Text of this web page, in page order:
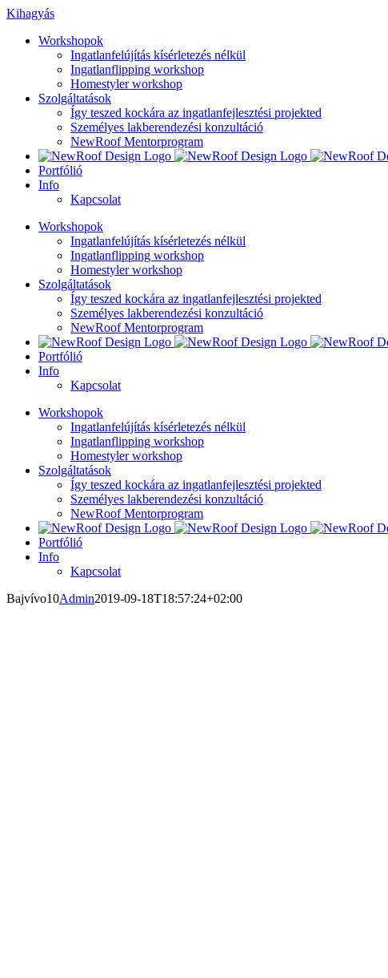
Kihagyás
Workshopok
Ingatlanfelújítás kísérletezés nélkül
Ingatlanflipping workshop
Homestyler workshop
Szolgáltatások
Így teszed kockára az ingatlanfejlesztési projekted
Személyes lakberendezési konzultáció
NewRoof Mentorprogram
Portfólió
Info
Kapcsolat
Workshopok
Ingatlanfelújítás kísérletezés nélkül
Ingatlanflipping workshop
Homestyler workshop
Szolgáltatások
Így teszed kockára az ingatlanfejlesztési projekted
Személyes lakberendezési konzultáció
NewRoof Mentorprogram
Portfólió
Info
Kapcsolat
Workshopok
Ingatlanfelújítás kísérletezés nélkül
Ingatlanflipping workshop
Homestyler workshop
Szolgáltatások
Így teszed kockára az ingatlanfejlesztési projekted
Személyes lakberendezési konzultáció
NewRoof Mentorprogram
Portfólió
Info
Kapcsolat
Bajvívo10Admin2019-09-18T18:57:24+02:00